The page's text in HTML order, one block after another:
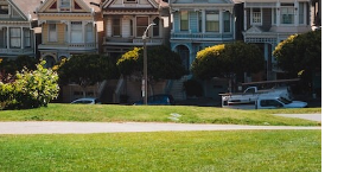
Blog
CONTACT